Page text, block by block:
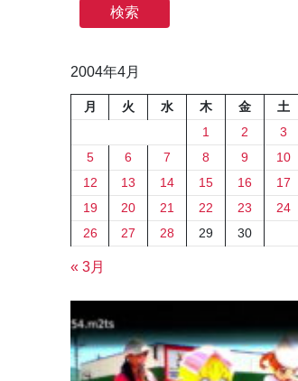
検索
2004年4月
月 火 水 木 金 土
1
2 3
5
6 7 8 9 10
12
13 14 15 16 17
19
20 21 22 23 24
26
27 28 29 30
« 3月